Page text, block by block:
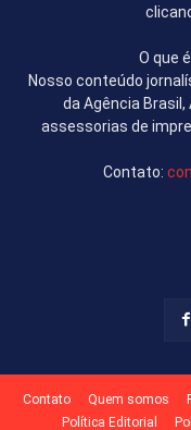
O que
Nosso conteúdo
da Agência
assessorias de
Contato:
Contato Quem somos
Política Editorial